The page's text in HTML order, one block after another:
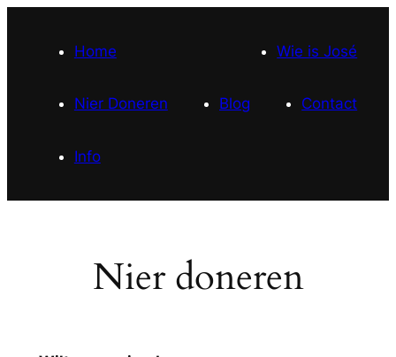
Home Wie is José
Nier Doneren Blog Contact
Info
Nier doneren